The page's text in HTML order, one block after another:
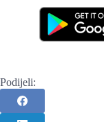
Podijeli: